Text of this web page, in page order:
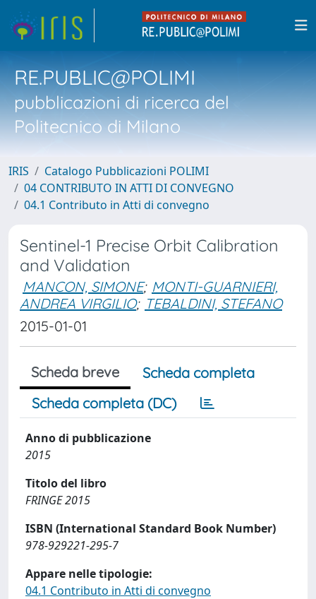
RE.PUBLIC@POLIMI
pubblicazioni di ricerca del
Politecnico di Milano
IRIS
Catalogo Pubblicazioni POLIMI
04 CONTRIBUTO IN ATTI DI CONVEGNO
04.1 Contributo in Atti di convegno
Sentinel-1 Precise Orbit Calibration
and Validation
MANCON, SIMONE; MONTI-GUARNIERI,
ANDREA VIRGILIO; TEBALDINI, STEFANO
2015-01-01
Scheda breve
Scheda completa
Scheda completa (DC)
Anno di pubblicazione
2015
Titolo del libro
FRINGE 2015
ISBN (International Standard Book Number)
978-929221-295-7
Appare nelle tipologie:
04.1 Contributo in Atti di convegno